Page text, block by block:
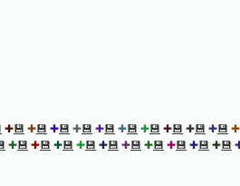
✚💾 ✚💾 ✚💾 ✚💾 ✚💾 ✚💾 ✚💾 ✚💾 ✚💾 ✚💾 ✚
✚💾 ✚💾 ✚💾 ✚💾 ✚💾 ✚💾 ✚💾 ✚💾 ✚💾 ✚💾